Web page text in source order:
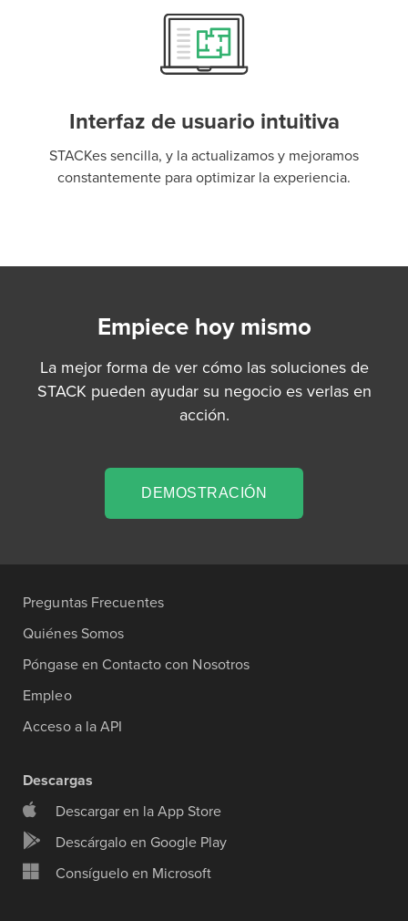
Interfaz de usuario intuitiva
STACKes sencilla, y la actualizamos y mejoramos
constantemente para optimizar la experiencia.
Empiece hoy mismo
La mejor forma de ver cómo las soluciones de
STACK pueden ayudar su negocio es verlas en
acción.
DEMOSTRACIÓN
Preguntas Frecuentes
Quiénes Somos
Póngase en Contacto con Nosotros
Empleo
Acceso a la API
Descargas
Descargar en la App Store
Descárgalo en Google Play
Consíguelo en Microsoft